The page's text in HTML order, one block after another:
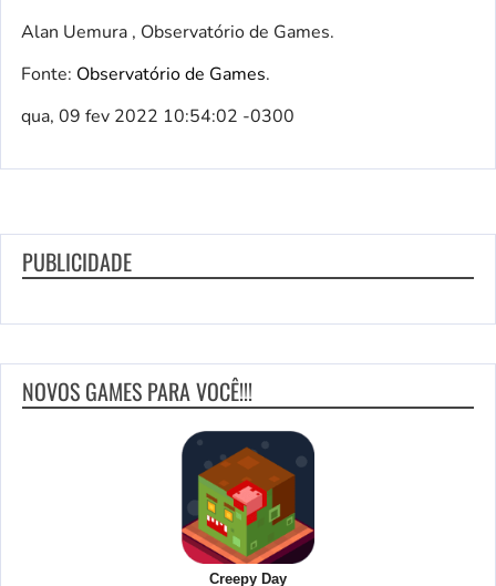
Alan Uemura , Observatório de Games.
Fonte: Observatório de Games.
qua, 09 fev 2022 10:54:02 -0300
PUBLICIDADE
NOVOS GAMES PARA VOCÊ!!!
Creepy Day